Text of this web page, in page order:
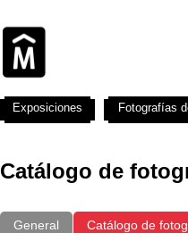
Catálogo de
General Catálogo de
Exposiciones Fotografías